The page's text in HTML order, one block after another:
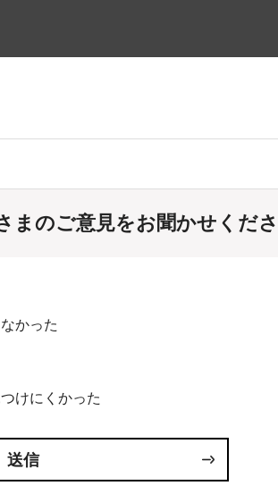
まのご意見をお聞かせくだ
かった
けにくかった